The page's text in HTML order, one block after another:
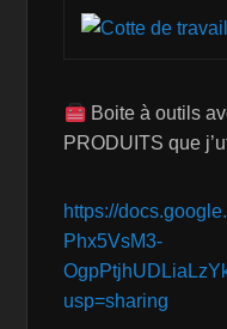
Boite à outils
PRODUITS que
https://
Phx5VsM3-
usp=sharing